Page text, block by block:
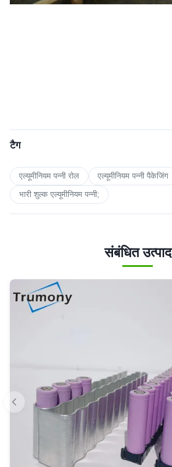
टैग
एल्यूमीनियम पन्नी रोल
एल्यूमीनियम पन्नी पैकेजिंग
भारी शुल्क एल्यूमीनियम पन्नी;
संबंधित उत्पाद